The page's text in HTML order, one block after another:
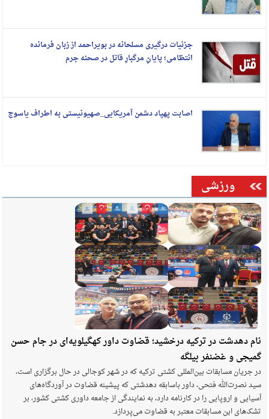
جزئیات درگیری مسلحانه در بویراحمد از زبان فرمانده
انتظامی؛ پایانِ مرگبارِ قاتل در صحنه جرم
اصابت پهپاد دشمن آمریکایی_صهیونیستی به اطراف یاسوج
ورزشی
نام دهدشت در ترکیه درخشید؛ قضاوت داور کهگیلویه‌ای در جام حسن
گمیجی و غضنفر بیلگه
در جریان مسابقات بین‌المللی کشتی ترکیه که در شهر کوجالی در حال برگزاری است،
سید نصرت‌الله فتحی، داور باسابقه دهدشتی که پیشینه قضاوت در آوردگاه‌های
آسیایی و اروپایی را در کارنامه دارد، به نمایندگی از جامعه داوری کشتی کشور، بر
تشک‌های این مسابقات معتبر به قضاوت می‌پردازد.